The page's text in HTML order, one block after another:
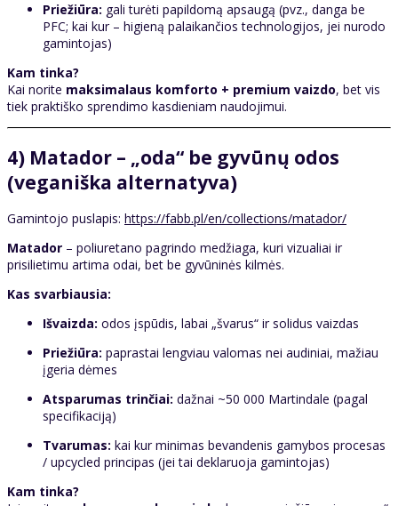
Priežiūra: gali turėti papildomą apsaugą (pvz., danga be
PFC; kai kur – higieną palaikančios technologijos, jei nurodo
gamintojas)
Kam tinka?
Kai norite maksimalaus komforto + premium vaizdo, bet vis
tiek praktiško sprendimo kasdieniam naudojimui.
4) Matador – „oda“ be gyvūnų odos
(veganiška alternatyva)
Gamintojo puslapis: https://fabb.pl/en/collections/matador/
Matador – poliuretano pagrindo medžiaga, kuri vizualiai ir
prisilietimu artima odai, bet be gyvūninės kilmės.
Kas svarbiausia:
Išvaizda: odos įspūdis, labai „švarus“ ir solidus vaizdas
Priežiūra: paprastai lengviau valomas nei audiniai, mažiau
įgeria dėmes
Atsparumas trinčiai: dažnai ~50 000 Martindale (pagal
specifikaciją)
Tvarumas: kai kur minimas bevandenis gamybos procesas
/ upcycled principas (jei tai deklaruoja gamintojas)
Kam tinka?